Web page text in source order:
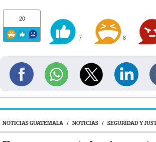
20
7 8
NOTICIAS GUATEMALA / NOTICIAS / SEGURIDAD Y